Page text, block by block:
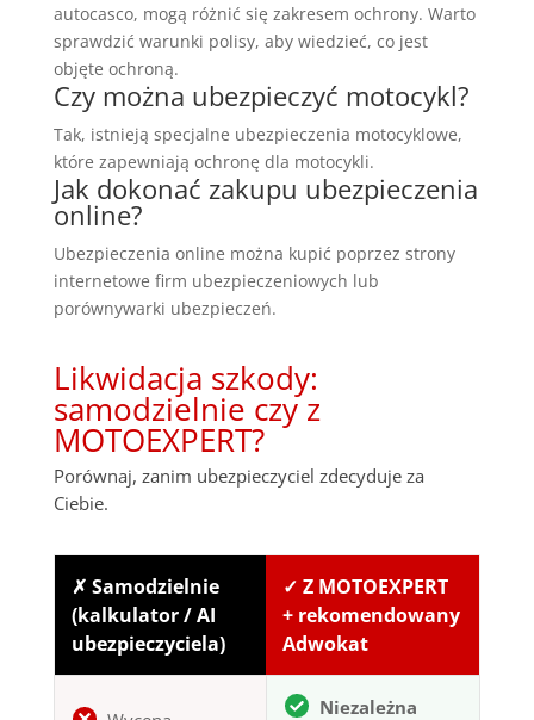
autocasco, mogą różnić się zakresem ochrony. Warto
sprawdzić warunki polisy, aby wiedzieć, co jest
objęte ochroną.
Czy można ubezpieczyć motocykl?
Tak, istnieją specjalne ubezpieczenia motocyklowe,
które zapewniają ochronę dla motocykli.
Jak dokonać zakupu ubezpieczenia
online?
Ubezpieczenia online można kupić poprzez strony
internetowe firm ubezpieczeniowych lub
porównywarki ubezpieczeń.
Likwidacja szkody:
samodzielnie czy z
MOTOEXPERT?
Porównaj, zanim ubezpieczyciel zdecyduje za
Ciebie.
✗ Samodzielnie
(kalkulator / AI
ubezpieczyciela)
✓ Z MOTOEXPERT
+ rekomendowany
Adwokat
Niezależna